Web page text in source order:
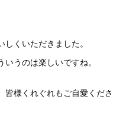
くいただきました。
うのは楽しいですね。
皆様くれぐれもご自愛くださ